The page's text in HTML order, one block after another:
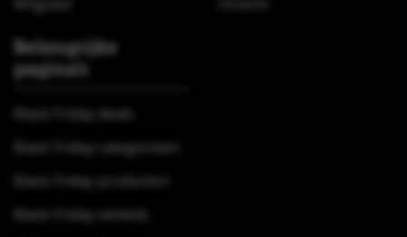
Belangrijke
pagina’s
Black Friday deals
Black Friday categorieën
Black Friday producten
Black Friday winkels